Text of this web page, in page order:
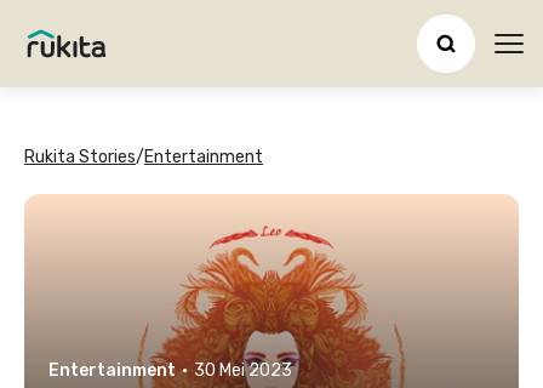
Rukita Stories/Entertainment
Entertainment · 30 Mei 2023